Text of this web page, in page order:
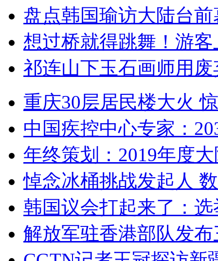
盘点韩国瑜访大陆台
想过桥就得跳舞！游客
祁连山下玉石画师用
重庆30层居民楼大火
中国疾控中心专家：
年终策划：2019年度
悼念冰桶挑战发起人
韩国议会打起来了：
解放军驻香港部队发